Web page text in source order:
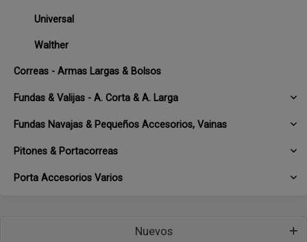
Universal
Walther
Correas - Armas Largas & Bolsos
Fundas & Valijas - A. Corta & A. Larga
Fundas Navajas & Pequeños Accesorios, Vainas
Pitones & Portacorreas
Porta Accesorios Varios
Nuevos